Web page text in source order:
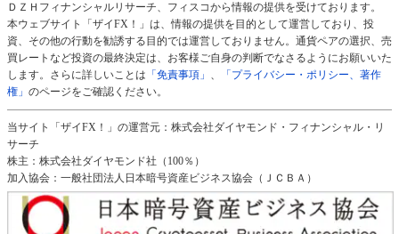
ＤＺＨフィナンシャルリサーチ、フィスコから情報の提供を受けております。
本ウェブサイト「ザイFX！」は、情報の提供を目的として運営しており、投
資、その他の行動を勧誘する目的では運営しておりません。通貨ペアの選択、売
買レートなど投資の最終決定は、お客様ご自身の判断でなさるようにお願いいた
します。さらに詳しいことは 「免責事項」 、
「プライバシー・ポリシー、著作
権」 のページをご確認ください。
当サイト「ザイFX！」の運営元：株式会社ダイヤモンド・フィナンシャル・リ
サーチ
株主：株式会社ダイヤモンド社（100％）
加入協会：一般社団法人日本暗号資産ビジネス協会（ＪＣＢＡ）